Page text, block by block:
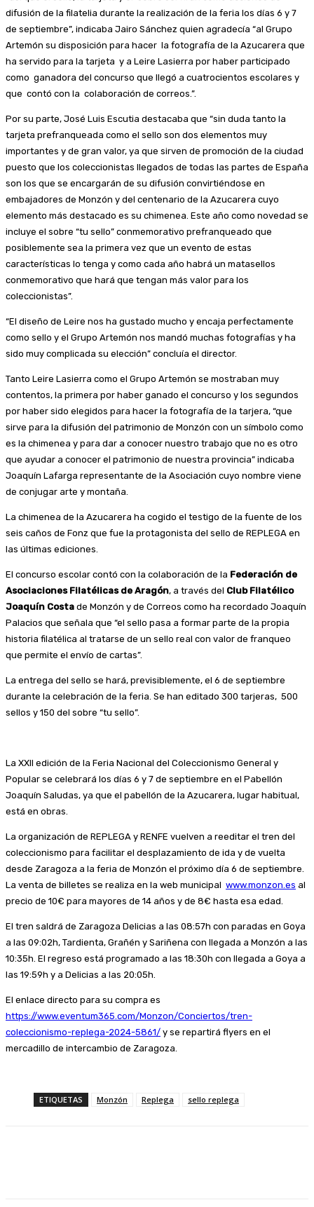
difusión de la filatelia durante la realización de la feria los días 6 y 7
de septiembre”, indicaba Jairo Sánchez quien agradecía “al Grupo
Artemón su disposición para hacer la fotografía de la Azucarera que
ha servido para la tarjeta y a Leire Lasierra por haber participado
como ganadora del concurso que llegó a cuatrocientos escolares y
que contó con la colaboración de correos.”.
Por su parte, José Luis Escutia destacaba que “sin duda tanto la
tarjeta prefranqueada como el sello son dos elementos muy
importantes y de gran valor, ya que sirven de promoción de la ciudad
puesto que los coleccionistas llegados de todas las partes de España
son los que se encargarán de su difusión convirtiéndose en
embajadores de Monzón y del centenario de la Azucarera cuyo
elemento más destacado es su chimenea. Este año como novedad se
incluye el sobre “tu sello” conmemorativo prefranqueado que
posiblemente sea la primera vez que un evento de estas
características lo tenga y como cada año habrá un matasellos
conmemorativo que hará que tengan más valor para los
coleccionistas”.
“El diseño de Leire nos ha gustado mucho y encaja perfectamente
como sello y el Grupo Artemón nos mandó muchas fotografías y ha
sido muy complicada su elección” concluía el director.
Tanto Leire Lasierra como el Grupo Artemón se mostraban muy
contentos, la primera por haber ganado el concurso y los segundos
por haber sido elegidos para hacer la fotografía de la tarjera, “que
sirve para la difusión del patrimonio de Monzón con un símbolo como
es la chimenea y para dar a conocer nuestro trabajo que no es otro
que ayudar a conocer el patrimonio de nuestra provincia” indicaba
Joaquín Lafarga representante de la Asociación cuyo nombre viene
de conjugar arte y montaña.
La chimenea de la Azucarera ha cogido el testigo de la fuente de los
seis caños de Fonz que fue la protagonista del sello de REPLEGA en
las últimas ediciones.
El concurso escolar contó con la colaboración de la Federación de
Asociaciones Filatélicas de Aragón, a través del Club Filatélico
Joaquín Costa de Monzón y de Correos como ha recordado Joaquín
Palacios que señala que “el sello pasa a formar parte de la propia
historia filatélica al tratarse de un sello real con valor de franqueo
que permite el envío de cartas”.
La entrega del sello se hará, previsiblemente, el 6 de septiembre
durante la celebración de la feria. Se han editado 300 tarjeras, 500
sellos y 150 del sobre “tu sello”.
La XXII edición de la Feria Nacional del Coleccionismo General y
Popular se celebrará los días 6 y 7 de septiembre en el Pabellón
Joaquín Saludas, ya que el pabellón de la Azucarera, lugar habitual,
está en obras.
La organización de REPLEGA y RENFE vuelven a reeditar el tren del
coleccionismo para facilitar el desplazamiento de ida y de vuelta
desde Zaragoza a la feria de Monzón el próximo día 6 de septiembre.
La venta de billetes se realiza en la web municipal www.monzon.es al
precio de 10€ para mayores de 14 años y de 8€ hasta esa edad.
El tren saldrá de Zaragoza Delicias a las 08:57h con paradas en Goya
a las 09:02h, Tardienta, Grañén y Sariñena con llegada a Monzón a las
10:35h. El regreso está programado a las 18:30h con llegada a Goya a
las 19:59h y a Delicias a las 20:05h.
El enlace directo para su compra es
https://www.eventum365.com/Monzon/Conciertos/tren-
coleccionismo-replega-2024-5861/ y se repartirá flyers en el
mercadillo de intercambio de Zaragoza.
ETIQUETAS Monzón Replega sello replega